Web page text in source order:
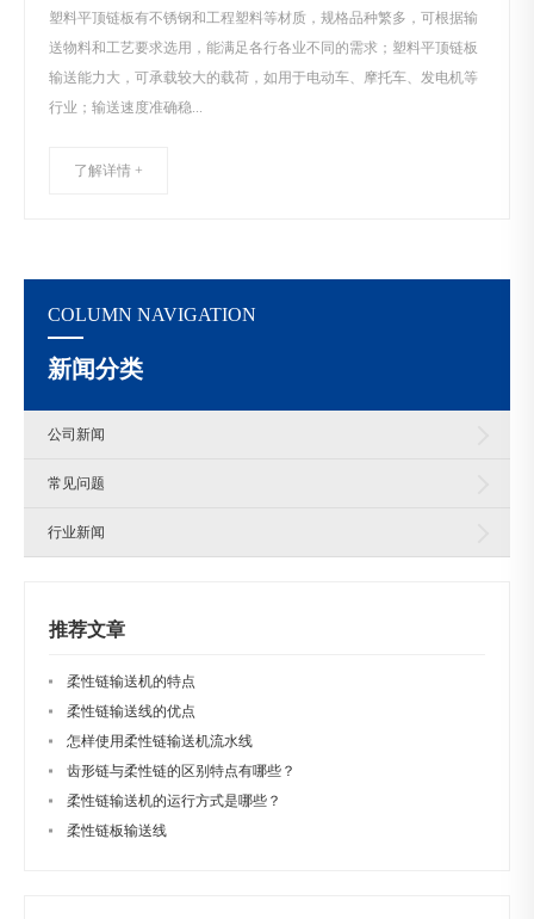
塑料平顶链板有不锈钢和工程塑料等材质，规格品种繁多，可根据输
送物料和工艺要求选用，能满足各行各业不同的需求；塑料平顶链板
输送能力大，可承载较大的载荷，如用于电动车、摩托车、发电机等
行业；输送速度准确稳...
了解详情 +
COLUMN NAVIGATION
新闻分类
公司新闻
常见问题
行业新闻
推荐文章
柔性链输送机的特点
柔性链输送线的优点
怎样使用柔性链输送机流水线
齿形链与柔性链的区别特点有哪些？
柔性链输送机的运行方式是哪些？
柔性链板输送线